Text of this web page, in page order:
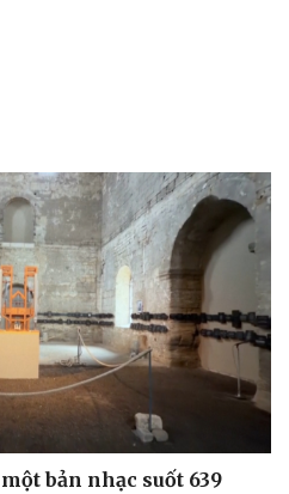
bản nhạc suốt 639